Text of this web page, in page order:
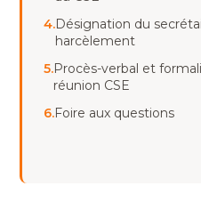
4.Désignation du
harcèlement
5.Procès-verbal et
réunion CSE
6.Foire aux questions